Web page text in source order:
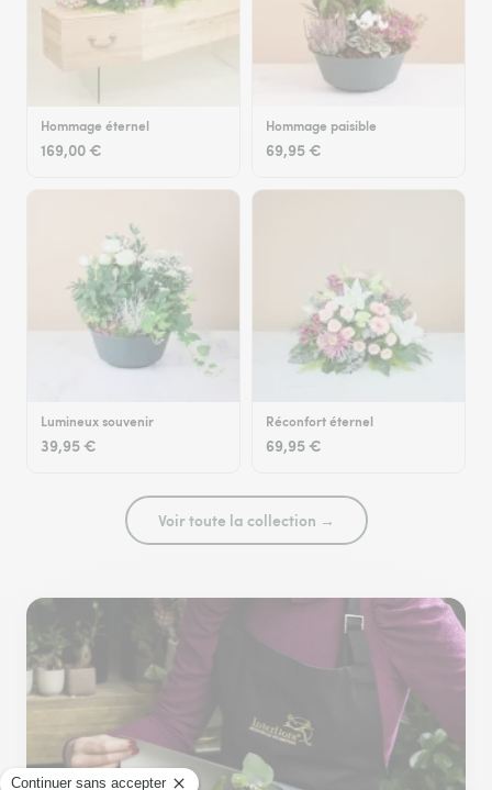
Hommage éternel
169,00 €
Hommage paisible
69,95 €
Lumineux souvenir
39,95 €
Réconfort éternel
69,95 €
Voir toute la collection →